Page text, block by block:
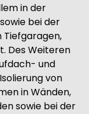
in der
bei der
Des Weiteren
und
von
in Wänden,
sowie bei der